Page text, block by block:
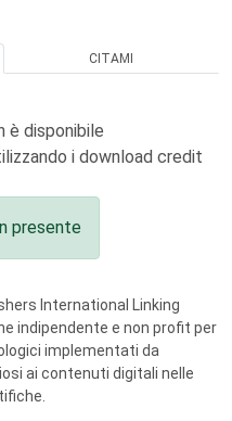
CITAMI
è disponibile
i download credit
presente
International Linking
indipendente e non profit per
implementati da
ai contenuti digitali nelle